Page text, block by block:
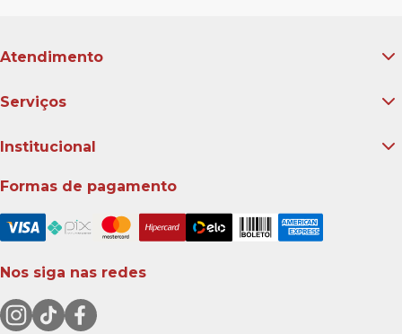
Atendimento
Serviços
Institucional
Formas de pagamento
Nos siga nas redes